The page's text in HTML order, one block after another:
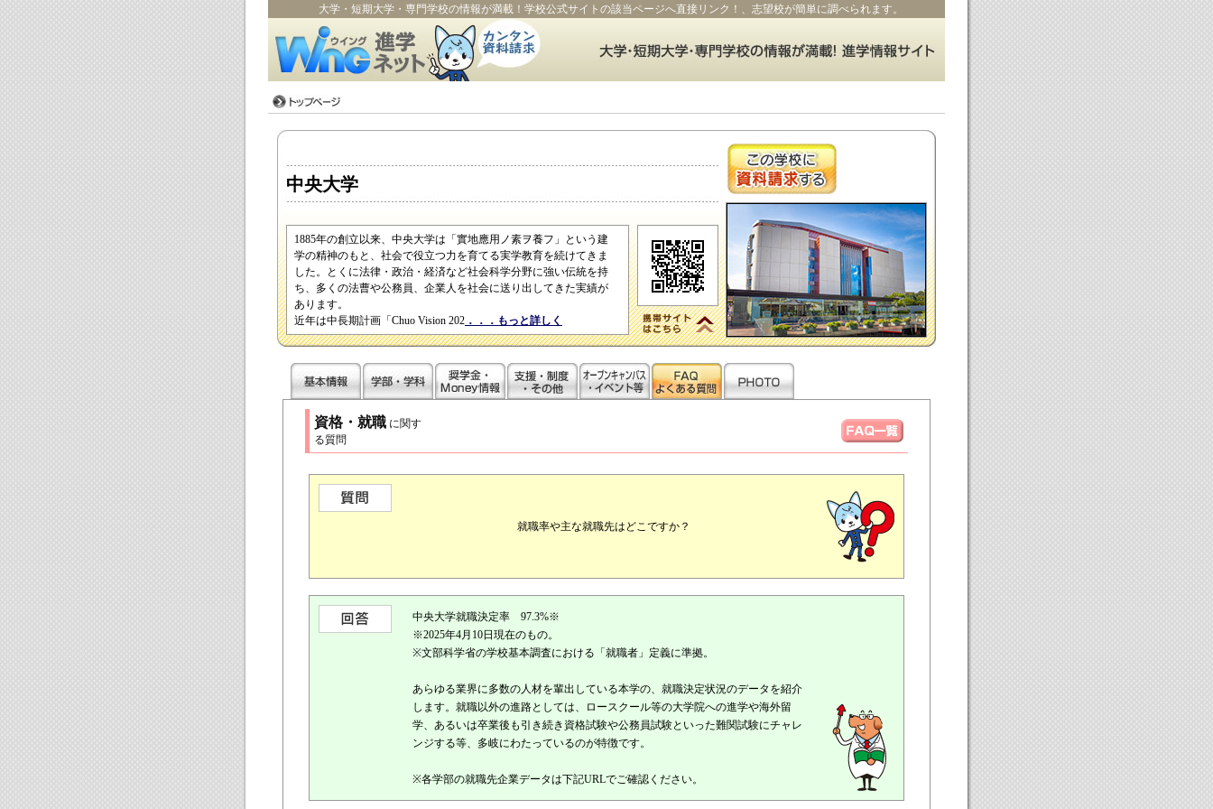
大学・短期大学・専門学校の情報が満載！学校公式サイトの該当ページへ直接リンク！、志望校が簡単に調べられます。
中央大学
1885年の創立以来、中央大学は「實地應用ノ素ヲ養フ」という建
学の精神のもと、社会で役立つ力を育てる実学教育を続けてきま
した。とくに法律・政治・経済など社会科学分野に強い伝統を持
ち、多くの法曹や公務員、企業人を社会に送り出してきた実績が
あります。
近年は中長期計画「Chuo Vision 202 ．．．もっと詳しく
資格・就職 に関す
る質問
就職率や主な就職先はどこですか？
中央大学就職決定率 97.3%※
※2025年4月10日現在のもの。
※文部科学省の学校基本調査における「就職者」定義に準拠。
あらゆる業界に多数の人材を輩出している本学の、就職決定状況のデータを紹介
します。就職以外の進路としては、ロースクール等の大学院への進学や海外留
学、あるいは卒業後も引き続き資格試験や公務員試験といった難関試験にチャレ
ンジする等、多岐にわたっているのが特徴です。
※各学部の就職先企業データは下記URLでご確認ください。